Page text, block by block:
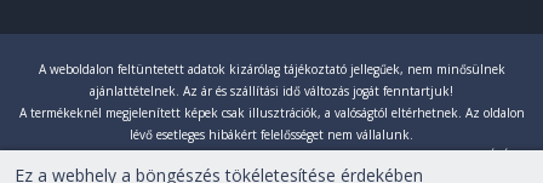
A weboldalon feltüntetett adatok kizárólag tájékoztató jellegűek, nem minősülnek
ajánlattételnek. Az ár és szállítási idő változás jogát fenntartjuk!
A termékeknél megjelenített képek csak illusztrációk, a valóságtól eltérhetnek. Az oldalon
lévő esetleges hibákért felelősséget nem vállalunk.
Eltérés esetén a gyártó által megadott paraméterek érvényesek! Bruttó árainkat 27% ÁFÁ-val
számoljuk!
Ez a webhely a böngészés tökéletesítése érdekében